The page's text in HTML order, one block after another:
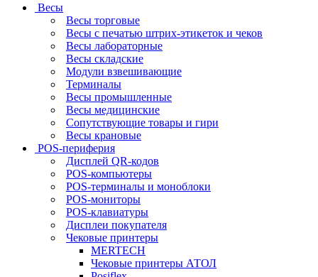
Весы
Весы торговые
Весы с печатью штрих-этикеток и чеков
Весы лабораторные
Весы складские
Модули взвешивающие
Терминалы
Весы промышленные
Весы медицинские
Сопутствующие товары и гири
Весы крановые
POS-периферия
Дисплей QR-кодов
POS-компьютеры
POS-терминалы и моноблоки
POS-мониторы
POS-клавиатуры
Дисплеи покупателя
Чековые принтеры
MERTECH
Чековые принтеры АТОЛ